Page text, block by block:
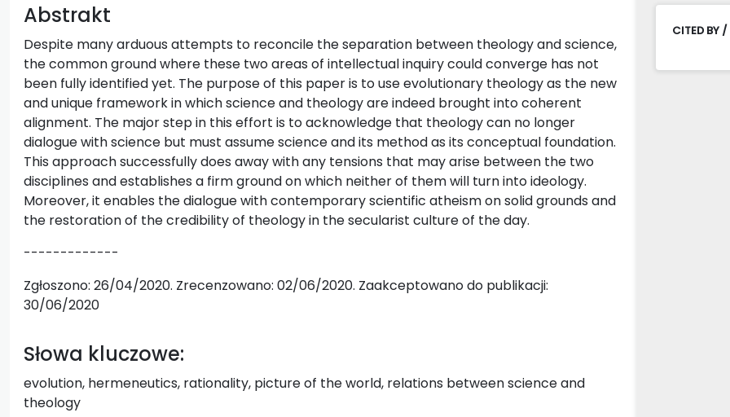
Abstrakt
Despite many arduous attempts to reconcile the separation between theology and science,
the common ground where these two areas of intellectual inquiry could converge has not
been fully identified yet. The purpose of this paper is to use evolutionary theology as the new
and unique framework in which science and theology are indeed brought into coherent
alignment. The major step in this effort is to acknowledge that theology can no longer
dialogue with science but must assume science and its method as its conceptual foundation.
This approach successfully does away with any tensions that may arise between the two
disciplines and establishes a firm ground on which neither of them will turn into ideology.
Moreover, it enables the dialogue with contemporary scientific atheism on solid grounds and
the restoration of the credibility of theology in the secularist culture of the day.
-------------
Zgłoszono: 26/04/2020. Zrecenzowano: 02/06/2020. Zaakceptowano do publikacji:
30/06/2020
Słowa kluczowe:
evolution, hermeneutics, rationality, picture of the world, relations between science and
theology
CITED BY /